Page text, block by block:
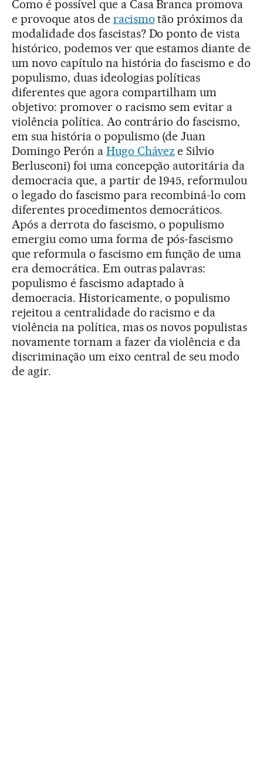
Como é possível que a Casa Branca promova
e provoque atos de racismo tão próximos da
modalidade dos fascistas? Do ponto de vista
histórico, podemos ver que estamos diante de
um novo capítulo na história do fascismo e do
populismo, duas ideologias políticas
diferentes que agora compartilham um
objetivo: promover o racismo sem evitar a
violência política. Ao contrário do fascismo,
em sua história o populismo (de Juan
Domingo Perón a Hugo Chávez e Silvio
Berlusconi) foi uma concepção autoritária da
democracia que, a partir de 1945, reformulou
o legado do fascismo para recombiná-lo com
diferentes procedimentos democráticos.
Após a derrota do fascismo, o populismo
emergiu como uma forma de pós-fascismo
que reformula o fascismo em função de uma
era democrática. Em outras palavras:
populismo é fascismo adaptado à
democracia. Historicamente, o populismo
rejeitou a centralidade do racismo e da
violência na política, mas os novos populistas
novamente tornam a fazer da violência e da
discriminação um eixo central de seu modo
de agir.